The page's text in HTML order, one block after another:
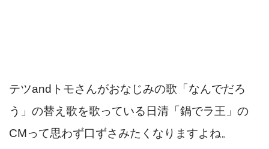
テツandトモさんがおなじみの歌「なんでだろ
う」の替え歌を歌っている 日清「鍋でラ王」の
CMって思わず口ずさみたくなりますよね。